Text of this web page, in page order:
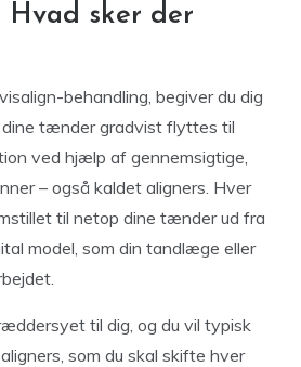
Hvad sker der
behandling, begiver du dig
dine tænder gradvist flyttes til
ved hjælp af gennemsigtige,
– også kaldet aligners. Hver
til netop dine tænder ud fra
model, som din tandlæge eller
til dig, og du vil typisk
som du skal skifte hver